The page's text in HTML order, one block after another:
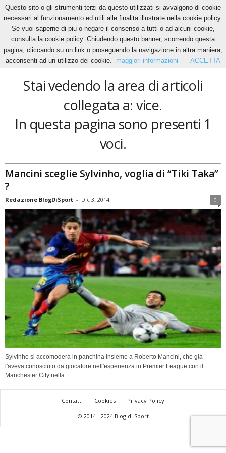
Home Tags Vice
vice
Stai vedendo la area di articoli
collegata a: vice.
In questa pagina sono presenti 1
voci.
Mancini sceglie Sylvinho, voglia di “Tiki Taka”
?
Redazione BlogDiSport - Dic 3, 2014 0
Sylvinho si accomoderà in panchina insieme a Roberto Mancini, che già
l'aveva conosciuto da giocatore nell'esperienza in Premier League con il
Manchester City nella...
Contatti Cookies
Privacy Policy
© 2014 - 2024 Blog di Sport
Questo sito o gli strumenti terzi da questo utilizzati si avvalgono di cookie
necessari al funzionamento ed utili alle finalita illustrate nella cookie policy.
Se vuoi saperne di piu o negare il consenso a tutti o ad alcuni cookie,
consulta la cookie policy. Chiudendo questo banner, scorrendo questa
pagina, cliccando su un link o proseguendo la navigazione in altra maniera,
acconsenti ad un utilizzo dei cookie.
maggiori informazioni ACCETTA